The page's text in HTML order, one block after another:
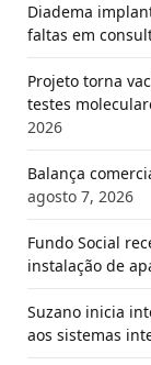
Diadema
faltas em
Projeto torna
testes
2026
Balança
agosto 7, 2026
Fundo Social
instalação de
Suzano inicia
aos sistemas